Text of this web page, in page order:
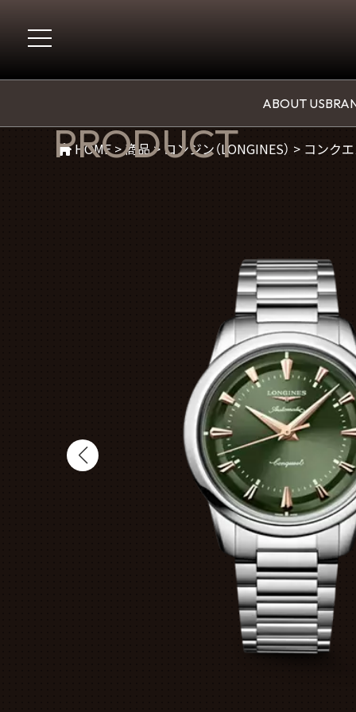
ABOUT US
PRODUCT
HOME>商品> ロンジン（LONGINES） > コンクエ